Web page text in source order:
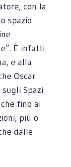
con la
spazio
È infatti
e alla
Oscar
Spazi
fino ai
più o
dalle